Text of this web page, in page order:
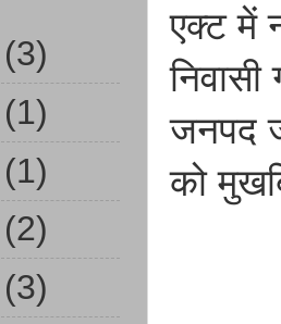
एक्ट में
जनपद
को
(3)
(1)
(1)
(2)
(3)